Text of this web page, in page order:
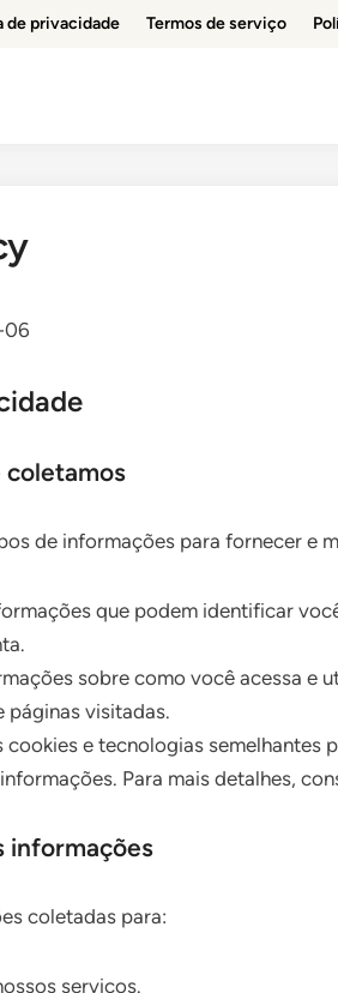
de privacidade Termos de serviço
06
coletamos
de informações para fornecer e
que podem identificar
sobre como você acessa e
páginas visitadas.
cookies e tecnologias semelhantes
Para mais detalhes,
informações
coletadas para:
serviços.